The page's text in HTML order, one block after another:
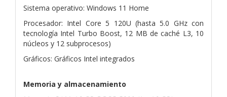
Sistema operativo: Windows 11 Home
Procesador: Intel Core 5 120U (hasta 5.0 GHz con
tecnología Intel Turbo Boost, 12 MB de caché L3, 10
núcleos y 12 subprocesos)
Gráficos: Gráficos Intel integrados
Memoria y almacenamiento